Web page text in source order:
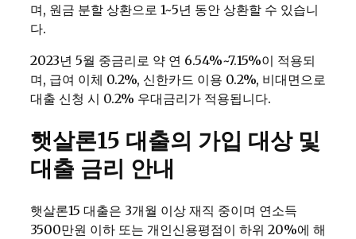
며, 원금 분할 상환으로 1~5년 동안 상환할 수 있습니
다.
2023년 5월 중금리로 약 연 6.54%~7.15%이 적용되
며, 급여 이체 0.2%, 신한카드 이용 0.2%, 비대면으로
대출 신청 시 0.2% 우대금리가 적용됩니다.
햇살론15 대출의 가입 대상 및
대출 금리 안내
햇살론15 대출은 3개월 이상 재직 중이며 연소득
3500만원 이하 또는 개인신용평점이 하위 20%에 해